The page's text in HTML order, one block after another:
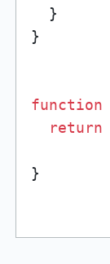
  }
}
function
return